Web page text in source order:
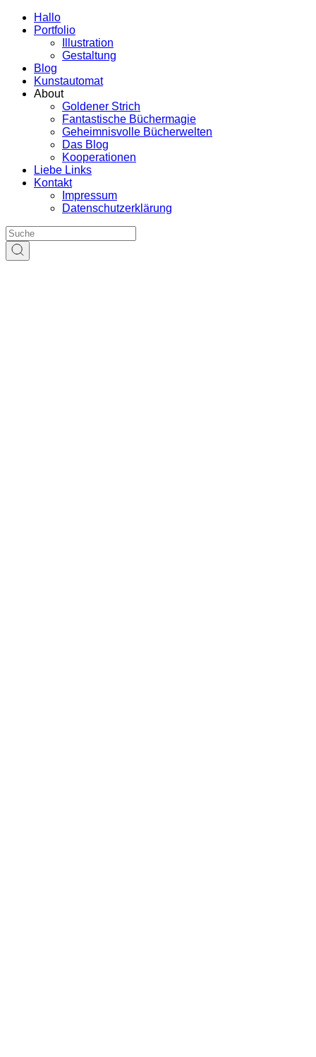
Hallo
Portfolio
Illustration
Gestaltung
Blog
Kunstautomat
About
Goldener Strich
Fantastische Büchermagie
Geheimnisvolle Bücherwelten
Das Blog
Kooperationen
Liebe Links
Kontakt
Impressum
Datenschutzerklärung